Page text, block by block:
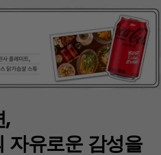
,
자유로운 감성을